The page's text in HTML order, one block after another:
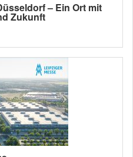
– Ein Ort mit
Zukunft